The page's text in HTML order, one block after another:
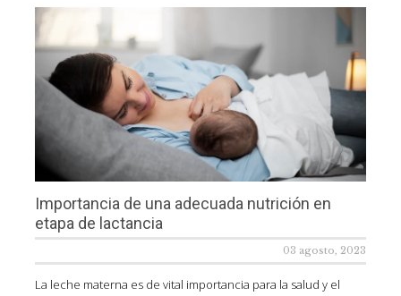
Importancia de una adecuada nutrición en
etapa de lactancia
03 agosto, 2023
La leche materna es de vital importancia para la salud y el